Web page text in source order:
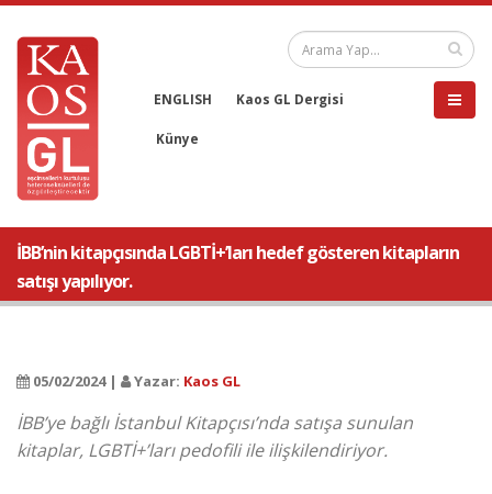
ENGLISH Kaos GL Dergisi
Künye
İBB’nin kitapçısında LGBTİ+’ları hedef gösteren kitapların
satışı yapılıyor.
05/02/2024 | Yazar: Kaos GL
İBB’ye bağlı İstanbul Kitapçısı’nda satışa sunulan
kitaplar, LGBTİ+’ları pedofili ile ilişkilendiriyor.